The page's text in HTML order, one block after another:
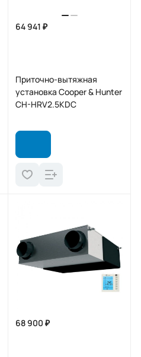
64 941 ₽
Приточно-вытяжная
установка Cooper & Hunter
CH-HRV2.5KDC
68 900 ₽